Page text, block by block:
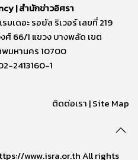
| สำนักข่าวอิศรา
มเดอะ รอยัล ริเวอร์ เลขที่ 219
66/1 แขวง บางพลัด เขต
มหานคร 10700
2413160-1
ติดต่อเรา |Site Map
www.isra.or.th All rights